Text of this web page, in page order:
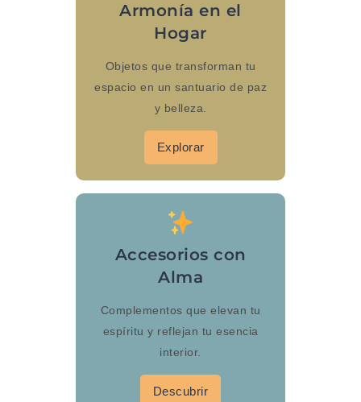
Armonía en el
Hogar
Objetos que transforman tu
espacio en un santuario de paz
y belleza.
Explorar
Accesorios con
Alma
Complementos que elevan tu
espíritu y reflejan tu esencia
interior.
Descubrir